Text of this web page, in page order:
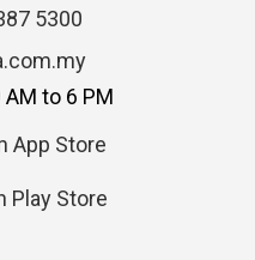
5300
to 6 PM